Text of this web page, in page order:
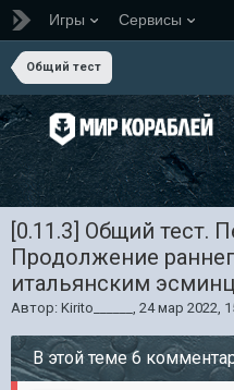
Игры Сервисы
Общий тест
[0.11.3] Общий тест.
Продолжение
итальянским
Автор: Kirito______ , 24 мар 2022,
В этой теме 6